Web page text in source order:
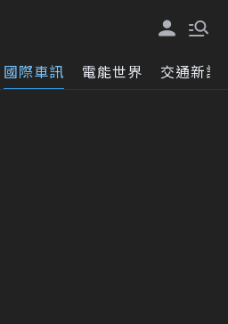
國際車訊 電能世界 交通新訊